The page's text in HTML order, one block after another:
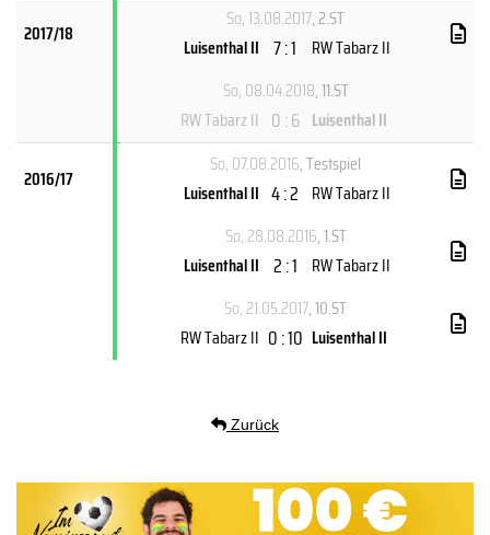
2017/18
So, 13.08.2017, 2.ST
Luisenthal II 7 : 1
RW Tabarz II
So, 08.04.2018, 11.ST
RW Tabarz II 0 : 6 Luisenthal II
2016/17
So, 07.08.2016, Testspiel
Luisenthal II 4 : 2 RW Tabarz II
So, 28.08.2016, 1.ST
Luisenthal II 2 : 1 RW Tabarz II
So, 21.05.2017, 10.ST
RW Tabarz II 0 : 10 Luisenthal II
Zurück